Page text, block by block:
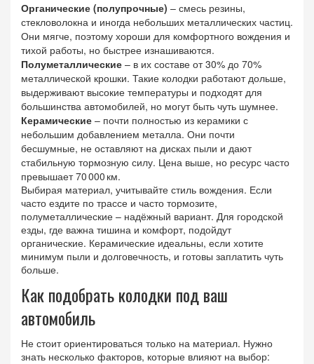
Органические (полупрочные) – смесь резины,
стекловолокна и иногда небольших металлических частиц.
Они мягче, поэтому хороши для комфортного вождения и
тихой работы, но быстрее изнашиваются.
Полуметаллические – в их составе от 30% до 70%
металлической крошки. Такие колодки работают дольше,
выдерживают высокие температуры и подходят для
большинства автомобилей, но могут быть чуть шумнее.
Керамические – почти полностью из керамики с
небольшим добавлением металла. Они почти
бесшумные, не оставляют на дисках пыли и дают
стабильную тормозную силу. Цена выше, но ресурс часто
превышает 70 000 км.
Выбирая материал, учитывайте стиль вождения. Если
часто ездите по трассе и часто тормозите,
полуметаллические – надёжный вариант. Для городской
езды, где важна тишина и комфорт, подойдут
органические. Керамические идеальны, если хотите
минимум пыли и долговечность, и готовы заплатить чуть
больше.
Как подобрать колодки под ваш
автомобиль
Не стоит ориентироваться только на материал. Нужно
знать несколько факторов, которые влияют на выбор: